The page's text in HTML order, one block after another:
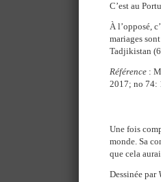
C’est au
À l’opposé,
mariages
Tadjikistan
Référence :
2017; no 74:
Une fois
monde. Sa
que cela
Dessinée par